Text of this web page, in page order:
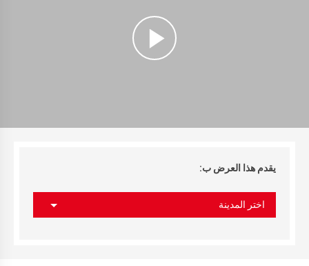
يقدم هذا العرض ب:
اختر المدينة